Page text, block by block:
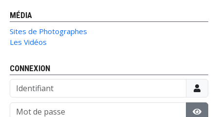
MÉDIA
Sites de Photographes
Les Vidéos
CONNEXION
Identifiant
Mot de passe